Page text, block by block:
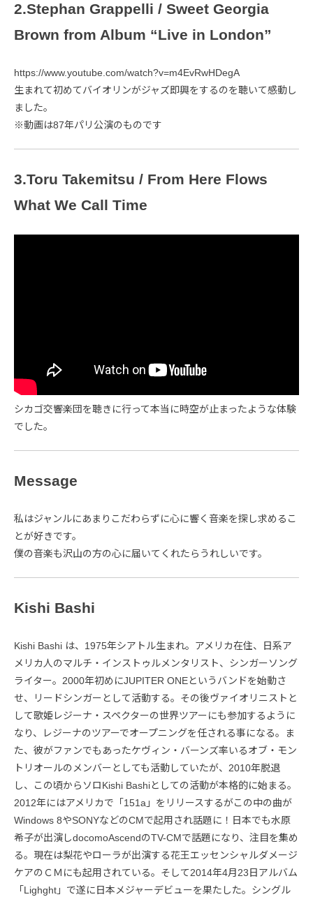
2.Stephan Grappelli / Sweet Georgia
Brown from Album “Live in London”
https://www.youtube.com/watch?v=m4EvRwHDegA
生まれて初めてバイオリンがジャズ即興をするのを聴いて感動し
ました。
※動画は87年パリ公演のものです
3.Toru Takemitsu / From Here Flows
What We Call Time
シカゴ交響楽団を聴きに行って本当に時空が止まったような体験
でした。
Message
私はジャンルにあまりこだわらずに心に響く音楽を探し求めるこ
とが好きです。
僕の音楽も沢山の方の心に届いてくれたらうれしいです。
Kishi Bashi
Kishi Bashi は、1975年シアトル生まれ。アメリカ在住、日系ア
メリカ人のマルチ・インストゥルメンタリスト、シンガーソング
ライター。2000年初めにJUPITER ONEというバンドを始動さ
せ、リードシンガーとして活動する。その後ヴァイオリニストと
して歌姫レジーナ・スペクターの世界ツアーにも参加するように
なり、レジーナのツアーでオープニングを任される事になる。ま
た、彼がファンでもあったケヴィン・バーンズ率いるオブ・モン
トリオールのメンバーとしても活動していたが、2010年脱退
し、この頃からソロKishi Bashiとしての活動が本格的に始まる。
2012年にはアメリカで「151a」をリリースするがこの中の曲が
Windows 8やSONYなどのCMで起用され話題に！日本でも水原
希子が出演しdocomoAscendのTV-CMで話題になり、注目を集め
る。現在は梨花やローラが出演する花王エッセンシャルダメージ
ケアのＣＭにも起用されている。そして2014年4月23日アルバム
「Lighght」で遂に日本メジャーデビューを果たした。シングル